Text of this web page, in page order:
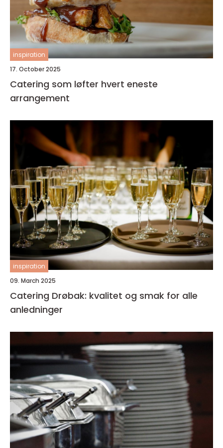
inspiration
17. October 2025
Catering som løfter hvert eneste
arrangement
inspiration
09. March 2025
Catering Drøbak: kvalitet og smak for alle
anledninger